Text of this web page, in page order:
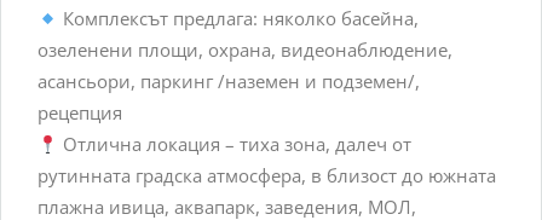
Комплексът предлага: няколко басейна,
озеленени площи, охрана, видеонаблюдение,
асансьори, паркинг /наземен и подземен/,
рецепция
Отлична локация – тиха зона, далеч от
рутинната градска атмосфера, в близост до южната
плажна ивица, аквапарк, заведения, МОЛ,